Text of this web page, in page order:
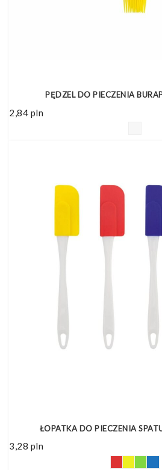
PĘDZEL DO PIECZENIA
2,84 pln
ŁOPATKA DO PIECZENIA
3,28 pln